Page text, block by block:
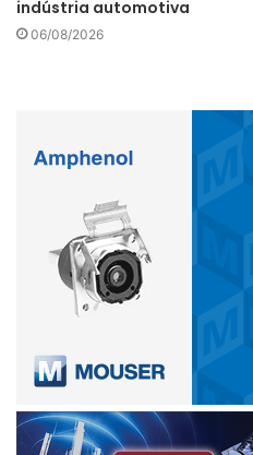
indústria automotiva
06/08/2026